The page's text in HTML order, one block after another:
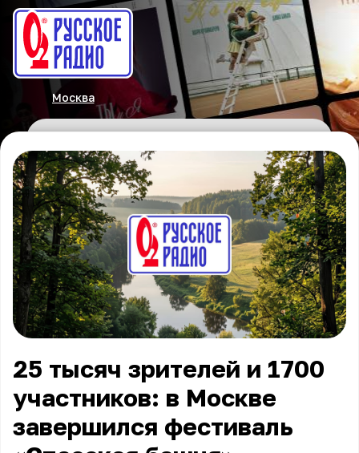
Москва
25 тысяч зрителей и 1700
участников: в Москве
завершился фестиваль